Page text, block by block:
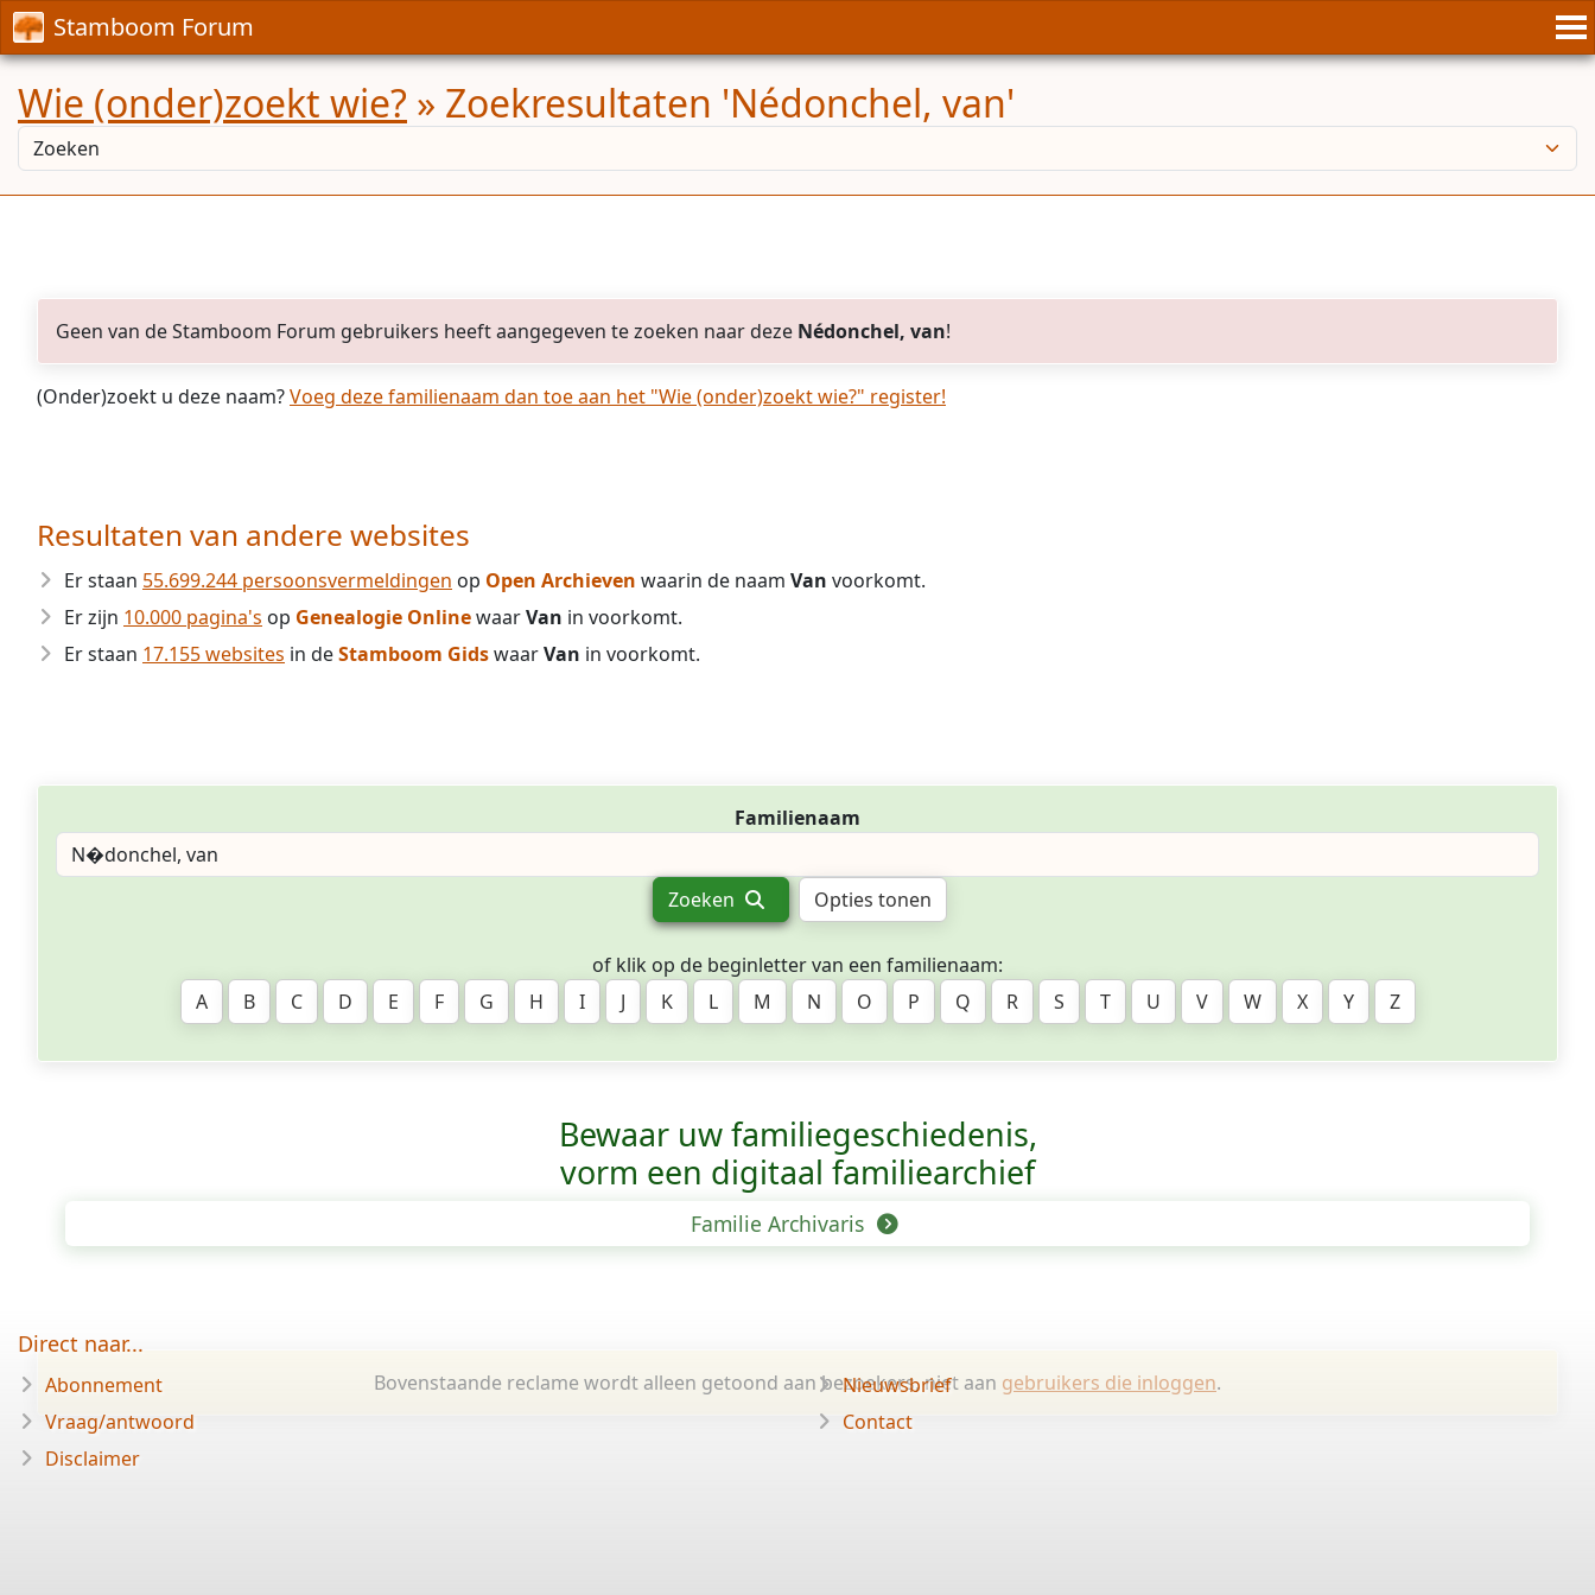
Stamboom Forum
Wie (onder)zoekt wie? » Zoekresultaten 'Nédonchel, van'
Geen van de Stamboom Forum gebruikers heeft aangegeven te zoeken naar deze Nédonchel, van!
(Onder)zoekt u deze naam?Voeg deze familienaam dan toe aan het "Wie (onder)zoekt wie?" register!
Resultaten van andere websites
Er staan 55.699.244 persoonsvermeldingen op Open Archieven waarin de naam Van voorkomt.
Er zijn 10.000 pagina's op Genealogie OnlinewaarVan in voorkomt.
Er staan 17.155 websites in deStamboom GidswaarVan in voorkomt.
Familienaam
Zoeken Opties tonen
of klik op de beginletter van een familienaam:
A
B C D E F G H I J K L M N O P Q R S T U V W X Y Z
Bewaar uw familie­geschiedenis,
vorm een digitaal familiearchief
Familie Archivaris
Bovenstaande reclame wordt alleen getoond aan bezoekers, niet aan gebruikers die inloggen.
Direct naar...
Abonnement
Vraag/antwoord
Disclaimer
Nieuwsbrief
Contact